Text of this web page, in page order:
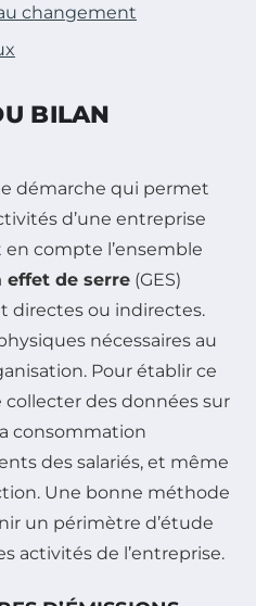
changement
BILAN
démarche qui permet
d’une entreprise
compte l’ensemble
effet de serre (GES)
directes ou indirectes.
nécessaires au
Pour établir ce
des données sur
consommation
des salariés, et même
Une bonne méthode
un périmètre d’étude
activités de l’entreprise.